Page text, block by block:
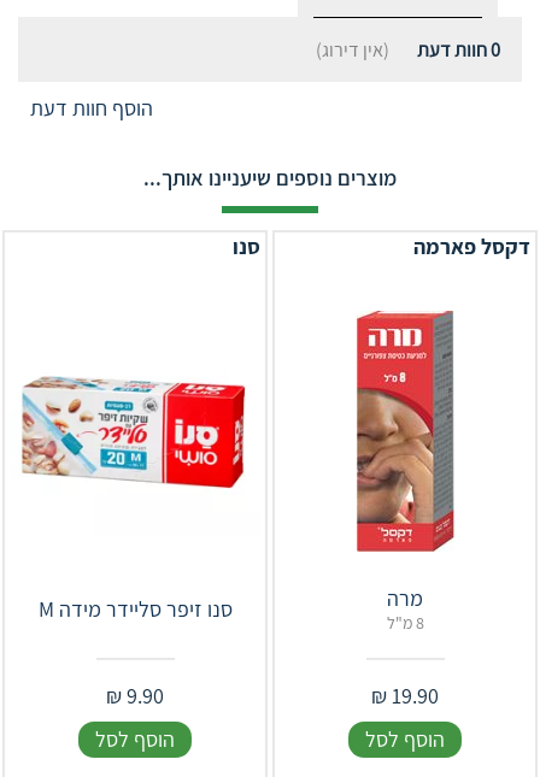
0חוות דעת (אין דירוג)
הוסף חוות דעת
מוצרים נוספים שיעניינו אותך...
דקסל פארמה
מרה
8 מ"ל
19.90
₪
הוסף לסל
סנו
סנו זיפר סליידר מידה M
9.90
₪
הוסף לסל